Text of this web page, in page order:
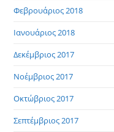
Φεβρουάριος 2018
Ιανουάριος 2018
Δεκέμβριος 2017
Νοέμβριος 2017
Οκτώβριος 2017
Σεπτέμβριος 2017